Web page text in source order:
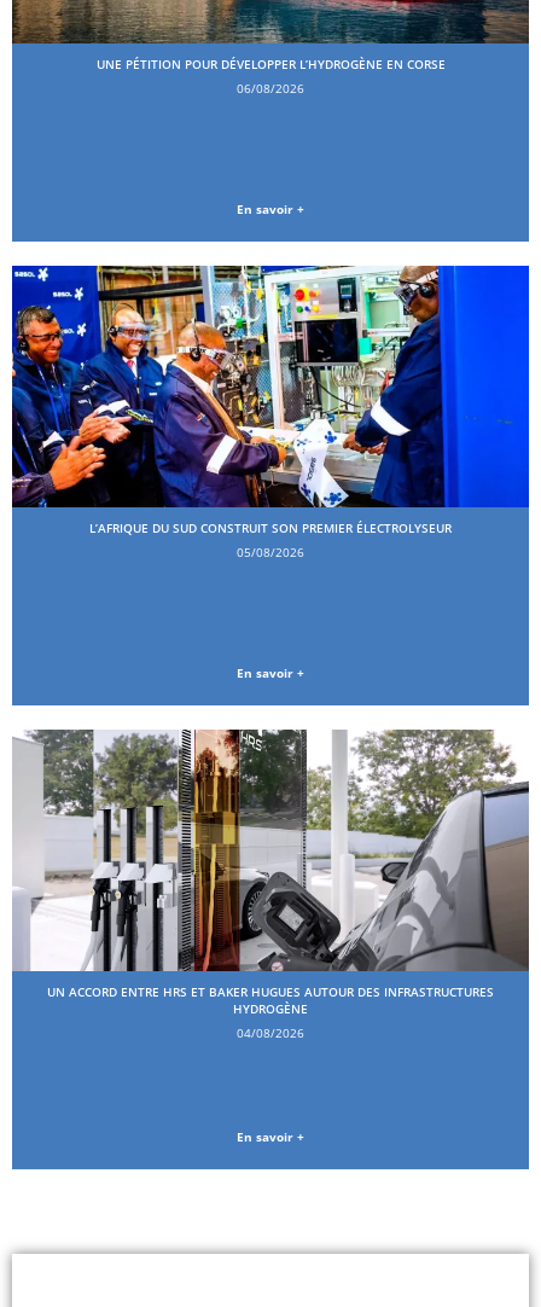
UNE PÉTITION POUR DÉVELOPPER L’HYDROGÈNE EN CORSE
06/08/2026
En savoir +
L’AFRIQUE DU SUD CONSTRUIT SON PREMIER ÉLECTROLYSEUR
05/08/2026
En savoir +
UN ACCORD ENTRE HRS ET BAKER HUGUES AUTOUR DES INFRASTRUCTURES
HYDROGÈNE
04/08/2026
En savoir +